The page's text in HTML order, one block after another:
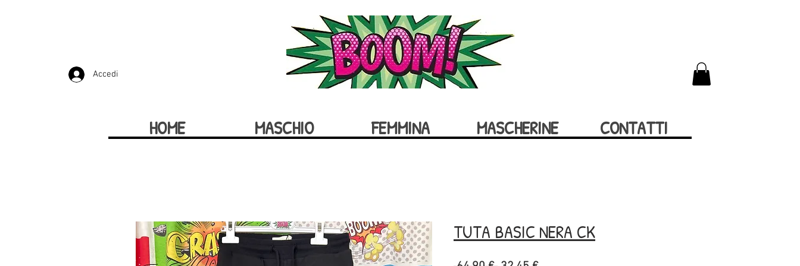
Accedi
HOME MASCHIO FEMMINA MASCHERINE CONTATTI
TUTA BASIC NERA CK